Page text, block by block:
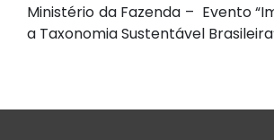
Ministério da Fazenda – Evento
a Taxonomia Sustentável